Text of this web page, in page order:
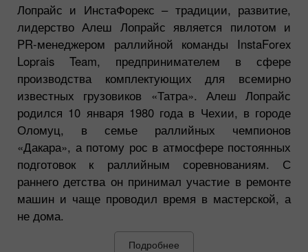
Лопрайс и ИнстаФорекс – традиции, развитие,
лидерство Алеш Лопрайс является пилотом и
PR-менеджером раллийной команды InstaForex
Loprais Team, предпринимателем в сфере
производства комплектующих для всемирно
известных грузовиков «Татра». Алеш Лопрайс
родился 10 января 1980 года в Чехии, в городе
Оломуц, в семье раллийных чемпионов
«Дакара», а потому рос в атмосфере постоянных
подготовок к раллийным соревнованиям. С
раннего детства он принимал участие в ремонте
машин и чаще проводил время в мастерской, а
не дома.
Подробнее